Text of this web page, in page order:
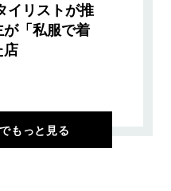
イリストが推
「私服で着
店
もっと見る